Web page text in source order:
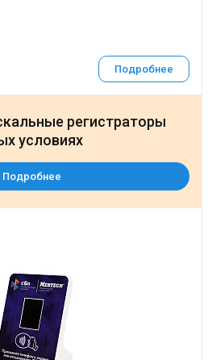
Подробнее
регистраторы
условиях
Подробнее